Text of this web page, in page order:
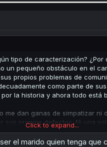
tipo de caracterización?
un pequeño obstáculo en el
propios problemas de
como parte de
la historia y ahora todo está
me dan ganas de simpatizar
propios defectos. Ni una
por el hecho de
Click to expand...
el marido quien tenga que